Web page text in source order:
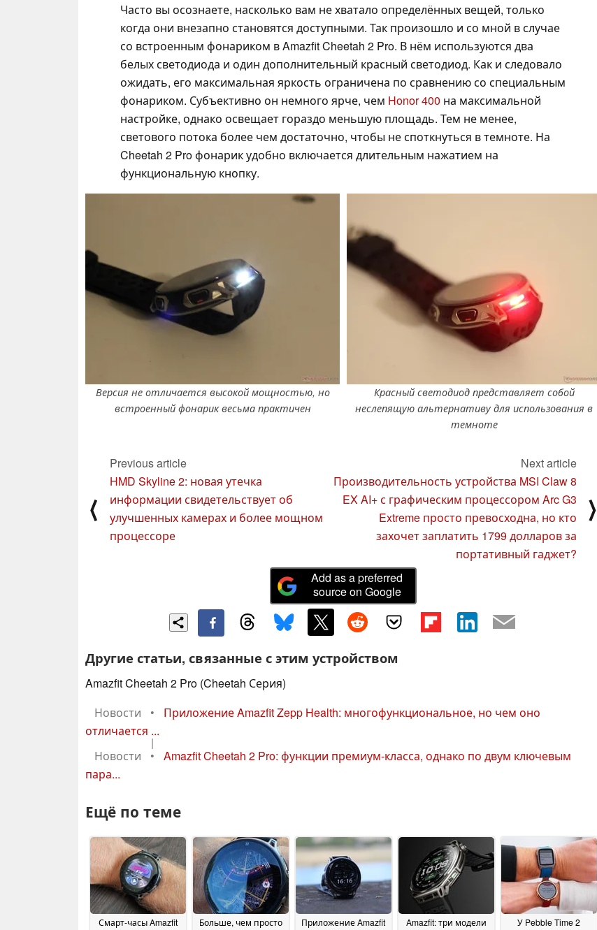
Часто вы осознаете, насколько вам не хватало определённых вещей, только
когда они внезапно становятся доступными. Так произошло и со мной в случае
со встроенным фонариком в Amazfit Cheetah 2 Pro. В нём используются два
белых светодиода и один дополнительный красный светодиод. Как и следовало
ожидать, его максимальная яркость ограничена по сравнению со специальным
фонариком. Субъективно он немного ярче, чем Honor 400 на максимальной
настройке, однако освещает гораздо меньшую площадь. Тем не менее,
светового потока более чем достаточно, чтобы не споткнуться в темноте. На
Cheetah 2 Pro фонарик удобно включается длительным нажатием на
функциональную кнопку.
Версия не отличается высокой мощностью, но
встроенный фонарик весьма практичен
Красный светодиод представляет собой
неслепящую альтернативу для использования в
темноте
⟨
Previous article
HMD Skyline 2: новая утечка
информации свидетельствует об
улучшенных камерах и более мощном
процессоре
Next article
Производительность устройства MSI Claw 8
EX AI+ с графическим процессором Arc G3
Extreme просто превосходна, но кто
захочет заплатить 1799 долларов за
портативный гаджет?
⟩
Add as a preferred
source on Google
Другие статьи, связанные с этим устройством
Amazfit Cheetah 2 Pro (Cheetah Серия)
Новости
•
Приложение Amazfit Zepp Health: многофункциональное, но чем оно
отличается ...
|
Новости
•
Amazfit Cheetah 2 Pro: функции премиум-класса, однако по двум ключевым
пара...
Ещё по теме
Смарт-часы Amazfit
Больше, чем просто
Приложение Amazfit
Amazfit: три модели
У Pebble Time 2